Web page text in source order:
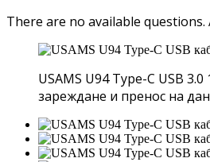
There are no available questions.
USAMS U94 Type-C USB 3.0
зареждане и пренос на